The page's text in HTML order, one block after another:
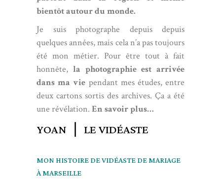
bientôt autour du monde.
Je suis photographe depuis depuis
quelques années, mais cela n’a pas toujours
été mon métier. Pour être tout à fait
honnête, la photographie est arrivée
dans ma vie pendant mes études, entre
deux cartons sortis des archives. Ça a été
une révélation. En savoir plus…
YOAN ❘ LE VIDÉASTE
MON HISTOIRE DE VIDÉASTE DE MARIAGE
À MARSEILLE